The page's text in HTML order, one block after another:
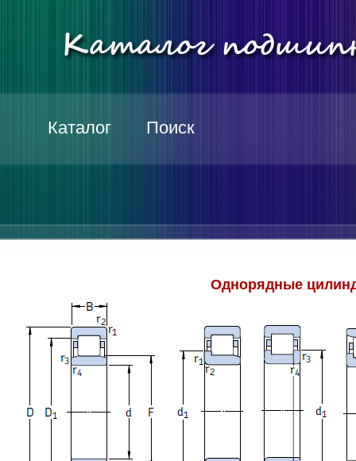
Каталог Поиск
Однорядные